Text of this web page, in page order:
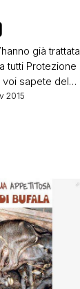
già trattata
tutti Protezione
voi sapete del
da alcuni
2015